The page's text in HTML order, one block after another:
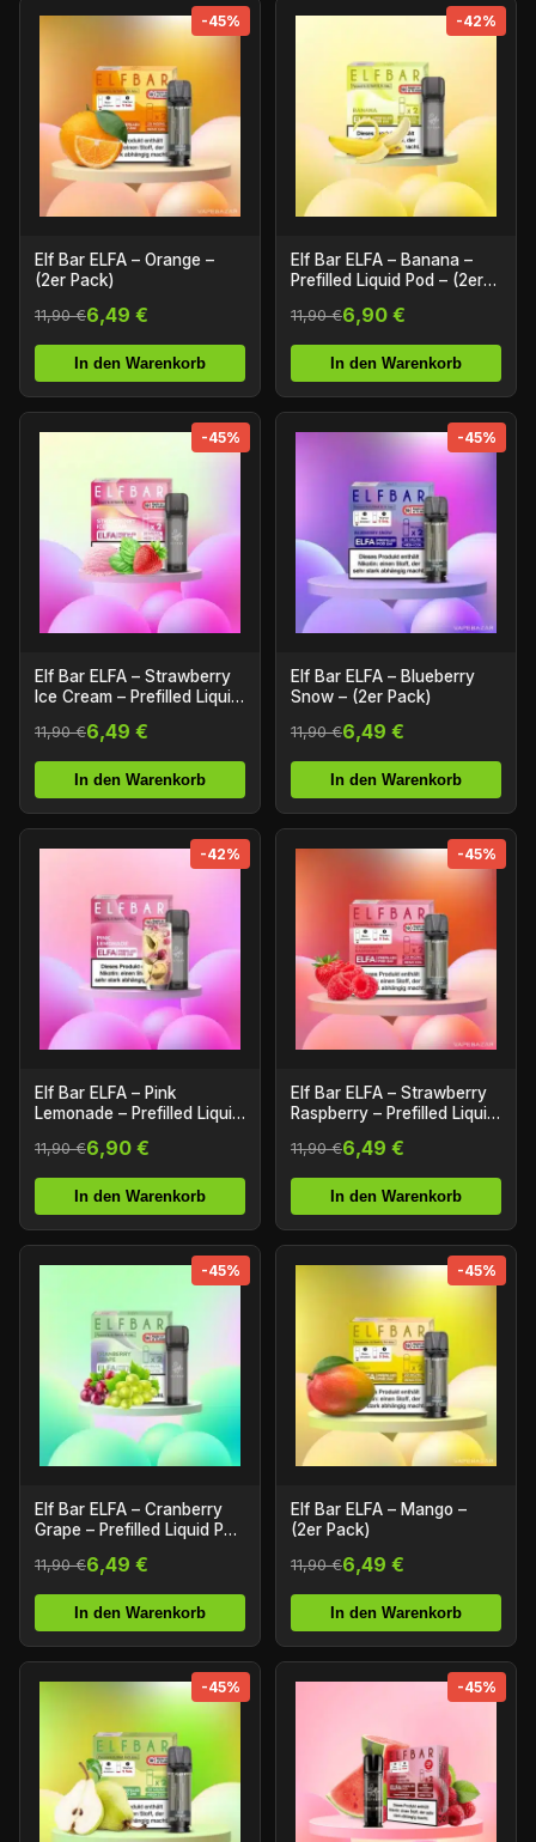
-45%
Elf Bar ELFA – Orange –
(2er Pack)
11,90 €6,49 €
In den Warenkorb
-42%
Elf Bar ELFA – Banana –
Prefilled Liquid Pod – (2er
11,90 €6,90 €
In den Warenkorb
-45%
Elf Bar ELFA – Strawberry
Ice Cream – Prefilled Liquid
11,90 €6,49 €
In den Warenkorb
-45%
Elf Bar ELFA – Blueberry
Snow – (2er Pack)
11,90 €6,49 €
In den Warenkorb
-42%
Elf Bar ELFA – Pink
Lemonade – Prefilled Liquid
11,90 €6,90 €
In den Warenkorb
-45%
Elf Bar ELFA – Strawberry
Raspberry – Prefilled Liquid
11,90 €6,49 €
In den Warenkorb
-45%
Elf Bar ELFA – Cranberry
Grape – Prefilled Liquid Pod
11,90 €6,49 €
In den Warenkorb
-45%
Elf Bar ELFA – Mango –
(2er Pack)
11,90 €6,49 €
In den Warenkorb
-45% -45%